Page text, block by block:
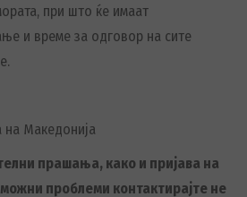
при што ќе имаат
и време за одговор на сите
Македонија
прашања, како и пријава на
проблеми контактирајте не